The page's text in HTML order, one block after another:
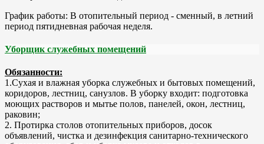
График работы: В отопительный период - сменный, в летний
период пятидневная рабочая неделя.
Уборщик служебных помещений
Обязанности:
1.Сухая и влажная уборка служебных и бытовых помещений,
коридоров, лестниц, санузлов. В уборку входит: подготовка
моющих растворов и мытье полов, панелей, окон, лестниц,
раковин;
2. Протирка столов отопительных приборов, досок
объявлений, чистка и дезинфекция санитарно-технического